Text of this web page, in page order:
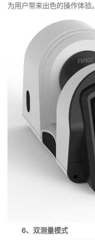
为用户带来出色的操作体验。
6、双测量模式